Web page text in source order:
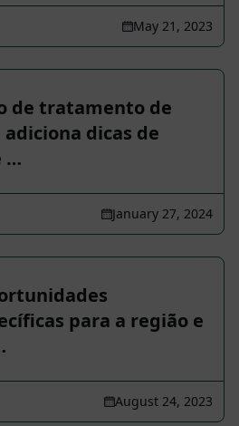
May 21, 2023
de tratamento de
dicas de
…
January 27, 2024
para a região e
August 24, 2023